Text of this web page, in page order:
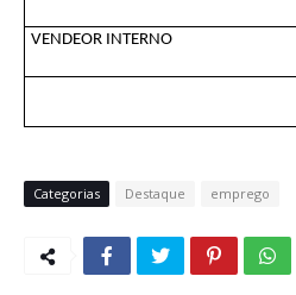
VENDEOR INTERNO
Categorias Destaque emprego